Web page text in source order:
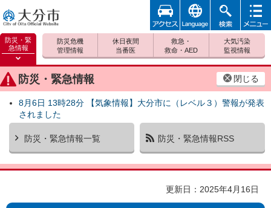
大分市
防災・緊
急情報
防災緊
急情報
を開く
防災・緊急情報 閉じる
8月6日 13時28分 【気象情報】大分市に（レベル３）警報が発表
されました
防災・緊急情報一覧 防災・緊急情報RSS
防災危機
管理情報
休日夜間
当番医
救急・
救命・AED
大気汚染
監視情報
アクセ
ス
foreign 検索
メニュ
更新日：2025年4月16日